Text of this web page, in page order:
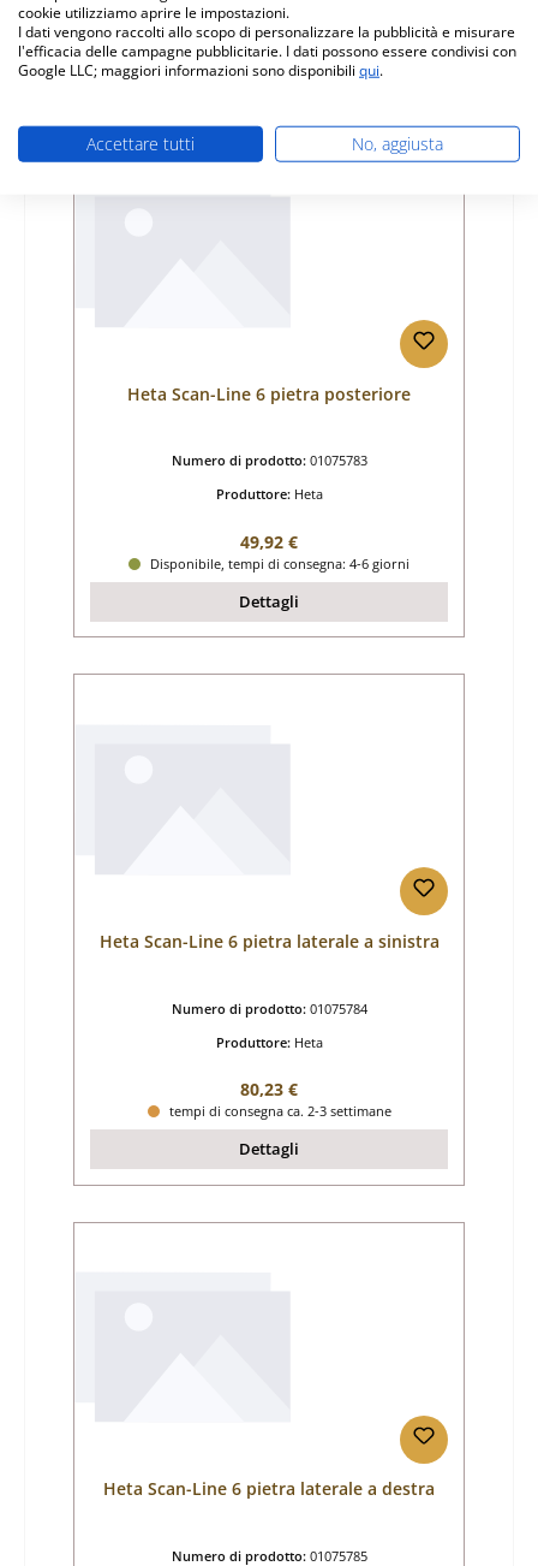
tempi di consegna ca. 2-3 settimane
Dettagli
Solo 1 disponibili
Heta Scan-Line 6 pietra posteriore
Numero di prodotto: 01075783
Produttore: Heta
Prezzo normale:
49,92 €
Disponibile, tempi di consegna: 4-6 giorni
Dettagli
Heta Scan-Line 6 pietra laterale a sinistra
Numero di prodotto: 01075784
Produttore: Heta
Prezzo normale:
80,23 €
tempi di consegna ca. 2-3 settimane
Dettagli
Heta Scan-Line 6 pietra laterale a destra
Numero di prodotto: 01075785
cookie utilizziamo aprire le impostazioni.
I dati vengono raccolti allo scopo di personalizzare la pubblicità e misurare
l'efficacia delle campagne pubblicitarie. I dati possono essere condivisi con
Google LLC; maggiori informazioni sono disponibili qui.
Accettare tutti No, aggiusta